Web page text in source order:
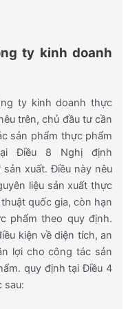
ty kinh doanh
ty kinh doanh thực
trên, chủ đầu tư cần
sản phẩm thực phẩm
Điều 8 Nghị định
xuất. Điều này nêu
liệu sản xuất thực
quốc gia, còn hạn
phẩm theo quy định.
kiện về diện tích, an
lợi cho công tác sản
quy định tại Điều 4
sau: